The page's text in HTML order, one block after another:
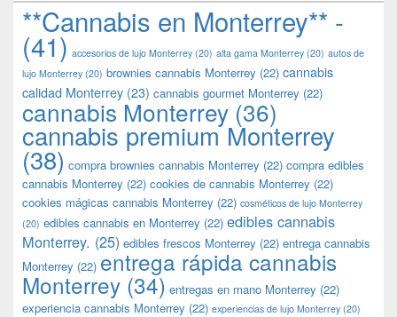
**Cannabis en Monterrey** -
(41) accesorios de lujo Monterrey (20) alta gama Monterrey (20) autos de
lujo Monterrey (20) brownies cannabis Monterrey (22) cannabis
calidad Monterrey (23) cannabis gourmet Monterrey (22)
cannabis Monterrey (36)
cannabis premium Monterrey
(38) compra brownies cannabis Monterrey (22) compra edibles
cannabis Monterrey (22) cookies de cannabis Monterrey (22)
cookies mágicas cannabis Monterrey (22) cosméticos de lujo Monterrey
(20) edibles cannabis en Monterrey (22) edibles cannabis
Monterrey. (25) edibles frescos Monterrey (22) entrega cannabis
Monterrey (22) entrega rápida cannabis
Monterrey (34) entregas en mano Monterrey (22)
experiencia cannabis Monterrey (22) experiencias de lujo Monterrey (20)